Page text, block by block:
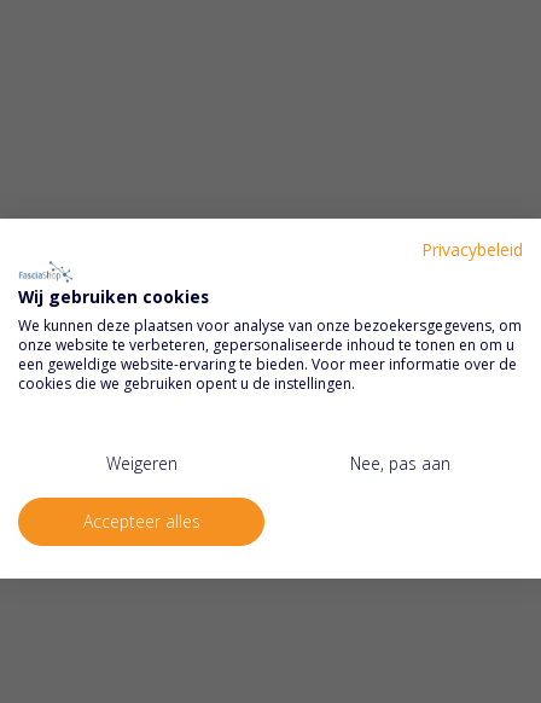
Chemodol massageolie 500
ml.
Waardering:
100%
€ 13,50
Waardering:
100%
€ 14,45Vanaf € 13,95
Privacybeleid
Wij gebruiken cookies
We kunnen deze plaatsen voor analyse van onze bezoekersgegevens, om
onze website te verbeteren, gepersonaliseerde inhoud te tonen en om u
een geweldige website-ervaring te bieden. Voor meer informatie over de
cookies die we gebruiken opent u de instellingen.
Weigeren Nee, pas aan
Accepteer alles